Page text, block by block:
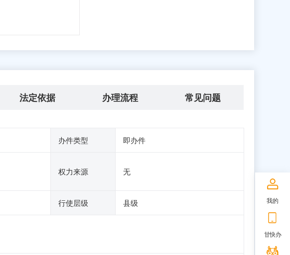
法定依据 办理流程 常见问题
办件类型 即办件
权力来源 无
行使层级 县级 我的
甘快办